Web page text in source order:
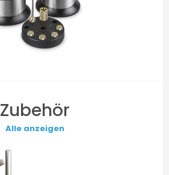
Zubehör
Alle anzeigen